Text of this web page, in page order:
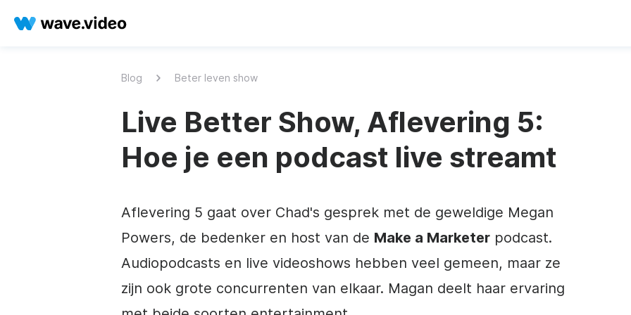
Blog Beter leven show
Live Better Show, Aflevering 5:
Hoe je een podcast live streamt
Aflevering 5 gaat over Chad's gesprek met de geweldige Megan
Powers, de bedenker en host van de Make a Marketer podcast.
Audiopodcasts en live videoshows hebben veel gemeen, maar ze
zijn ook grote concurrenten van elkaar. Magan deelt haar ervaring